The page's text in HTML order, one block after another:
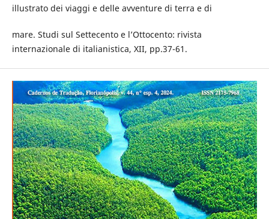
illustrato dei viaggi e delle avventure di terra e di
mare. Studi sul Settecento e l’Ottocento: rivista
internazionale di italianistica, XII, pp.37-61.